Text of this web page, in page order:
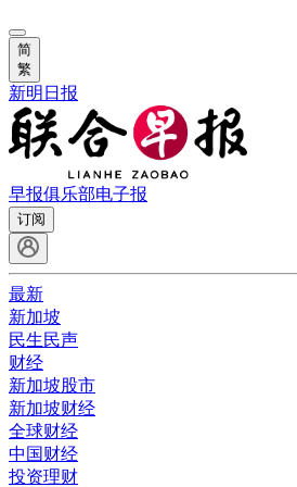
简
繁
新明日报
早报俱乐部电子报
订阅
最新
新加坡
民生民声
财经
新加坡股市
新加坡财经
全球财经
中国财经
投资理财